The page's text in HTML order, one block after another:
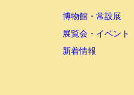
博物館・常設展
展覧会・イベント
新着情報